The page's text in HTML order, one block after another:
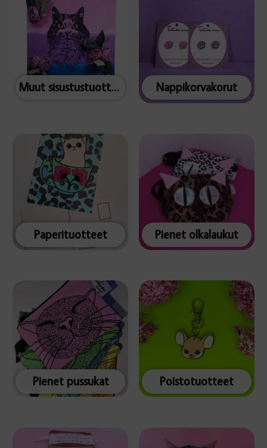
Muut sisustustuotteet Nappikorvakorut
Paperituotteet Pienet olkalaukut
Pienet pussukat Poistotuotteet